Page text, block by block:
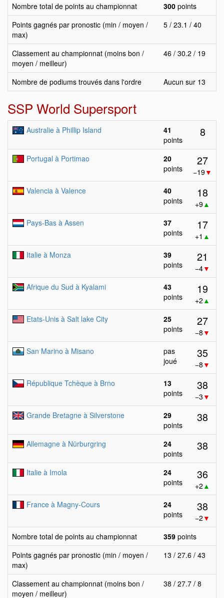
Nombre total de points au championnat 300 points
Points gagnés par pronostic (min / moyen /
max)
5 / 23.1 / 40
Classement au championnat (moins bon /
moyen / meilleur)
46 / 30.2 / 19
Nombre de podiums trouvés dans l'ordre Aucun sur 13
SSP World Supersport
Australie à Phillip Island
41
points
8
Portugal à Portimao
20
points
27
−19▼
Valencia à Valence
40
points
18
+9▲
Pays-Bas à Assen
37
points
17
+1 ▲
Italie à Monza
39
points
21
−4▼
Afrique du Sud à Kyalami
43
points
19
+2 ▲
Etats-Unis à Salt lake City
25
points
27
−8 ▼
San Marino à Misano
pas
joué
35
−8 ▼
République Tchèque à Brno
13
points
38
−3 ▼
Grande Bretagne à Silverstone
29
points
38
Allemagne à Nürburgring
24
points
38
Italie à Imola
24
points
36
+2 ▲
France à Magny-Cours
24
points
38
−2 ▼
Nombre total de points au championnat
359 points
Points gagnés par pronostic (min / moyen /
max)
13 / 27.6 / 43
Classement au championnat (moins bon /
moyen / meilleur)
38 / 27.7 / 8